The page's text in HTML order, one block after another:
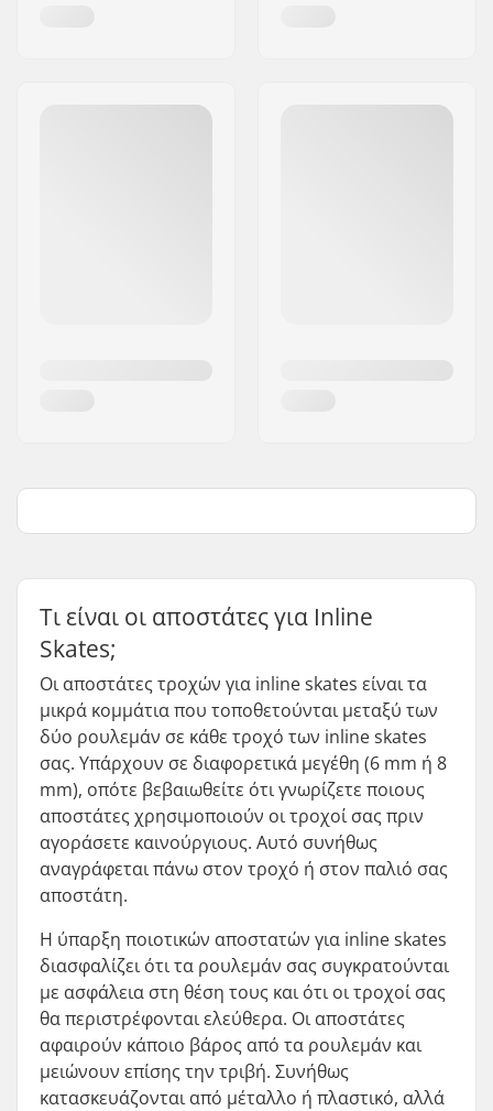
Τι είναι οι αποστάτες για Inline
Skates;
Οι αποστάτες τροχών για inline skates είναι τα
μικρά κομμάτια που τοποθετούνται μεταξύ των
δύο ρουλεμάν σε κάθε τροχό των inline skates
σας. Υπάρχουν σε διαφορετικά μεγέθη (6 mm ή 8
mm), οπότε βεβαιωθείτε ότι γνωρίζετε ποιους
αποστάτες χρησιμοποιούν οι τροχοί σας πριν
αγοράσετε καινούργιους. Αυτό συνήθως
αναγράφεται πάνω στον τροχό ή στον παλιό σας
αποστάτη.
Η ύπαρξη ποιοτικών αποστατών για inline skates
διασφαλίζει ότι τα ρουλεμάν σας συγκρατούνται
με ασφάλεια στη θέση τους και ότι οι τροχοί σας
θα περιστρέφονται ελεύθερα. Οι αποστάτες
αφαιρούν κάποιο βάρος από τα ρουλεμάν και
μειώνουν επίσης την τριβή. Συνήθως
κατασκευάζονται από μέταλλο ή πλαστικό, αλλά